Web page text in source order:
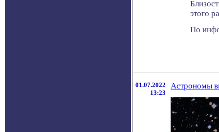
этого
По
01.07.2022
13:23
Астрономы